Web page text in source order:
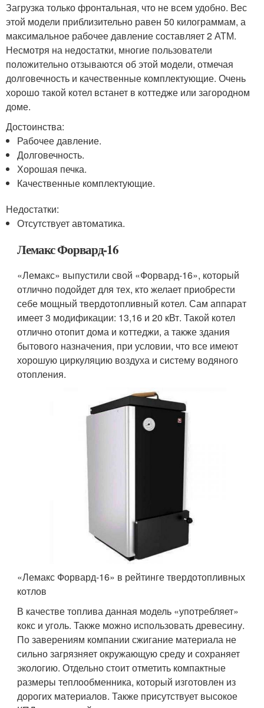
Загрузка только фронтальная, что не всем удобно. Вес
этой модели приблизительно равен 50 килограммам, а
максимальное рабочее давление составляет 2 АТМ.
Несмотря на недостатки, многие пользователи
положительно отзываются об этой модели, отмечая
долговечность и качественные комплектующие. Очень
хорошо такой котел встанет в коттедже или загородном
доме.
Достоинства:
Рабочее давление.
Долговечность.
Хорошая печка.
Качественные комплектующие.
Недостатки:
Отсутствует автоматика.
Лемакс Форвард-16
«Лемакс» выпустили свой «Форвард-16», который
отлично подойдет для тех, кто желает приобрести
себе мощный твердотопливный котел. Сам аппарат
имеет 3 модификации: 13,16 и 20 кВт. Такой котел
отлично отопит дома и коттеджи, а также здания
бытового назначения, при условии, что все имеют
хорошую циркуляцию воздуха и систему водяного
отопления.
«Лемакс Форвард-16» в рейтинге твердотопливных
котлов
В качестве топлива данная модель «употребляет»
кокс и уголь. Также можно использовать древесину.
По заверениям компании сжигание материала не
сильно загрязняет окружающую среду и сохраняет
экологию. Отдельно стоит отметить компактные
размеры теплообменника, который изготовлен из
дорогих материалов. Также присутствует высокое